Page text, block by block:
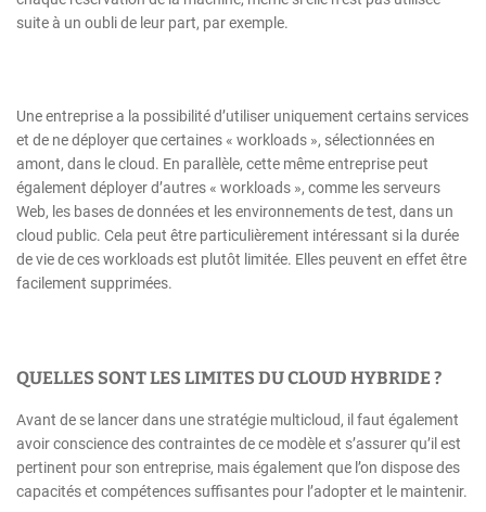
suite à un oubli de leur part, par exemple.
Une entreprise a la possibilité d’utiliser uniquement certains services
et de ne déployer que certaines « workloads », sélectionnées en
amont, dans le cloud. En parallèle, cette même entreprise peut
également déployer d’autres « workloads », comme les serveurs
Web, les bases de données et les environnements de test, dans un
cloud public. Cela peut être particulièrement intéressant si la durée
de vie de ces workloads est plutôt limitée. Elles peuvent en effet être
facilement supprimées.
QUELLES SONT LES LIMITES DU CLOUD HYBRIDE ?
Avant de se lancer dans une stratégie multicloud, il faut également
avoir conscience des contraintes de ce modèle et s’assurer qu’il est
pertinent pour son entreprise, mais également que l’on dispose des
capacités et compétences suffisantes pour l’adopter et le maintenir.